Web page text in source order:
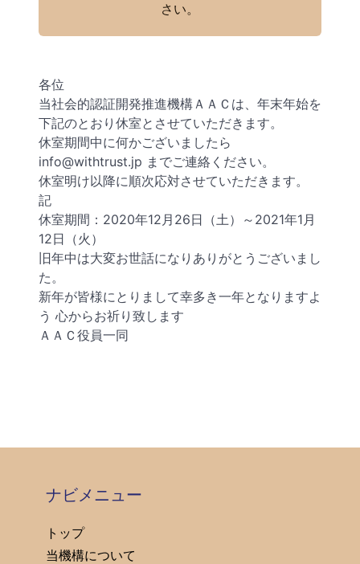
さい。
各位
当社会的認証開発推進機構ＡＡＣは、年末年始を
下記のとおり休室とさせていただきます。
休室期間中に何かございましたら
info@withtrust.jp までご連絡ください。
休室明け以降に順次応対させていただきます。
記
休室期間：2020年12月26日（土）～2021年1月
12日（火）
旧年中は大変お世話になりありがとうございまし
た。
新年が皆様にとりまして幸多き一年となりますよ
う 心からお祈り致します
ＡＡＣ役員一同
ナビメニュー
トップ
当機構について